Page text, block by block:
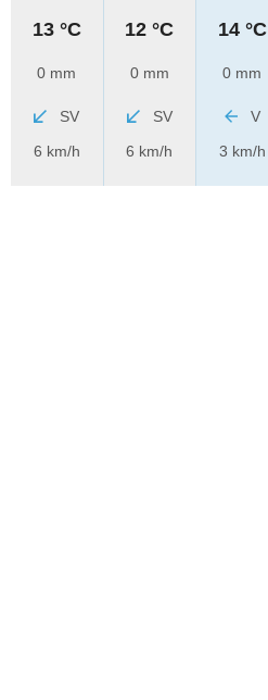
13 °C
0 mm
SV
6 km/h
12 °C
0 mm
SV
6 km/h
14 °C
0 mm
V
3 km/h